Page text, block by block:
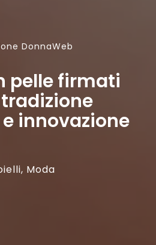
DonnaWeb
pelle firmati
innovazione
, Moda